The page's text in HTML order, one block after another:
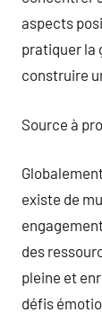
aspects
pratiquer la
construire
Source à
existe de
des
pleine et
défis